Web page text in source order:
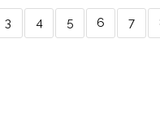
3 4 5 6 7